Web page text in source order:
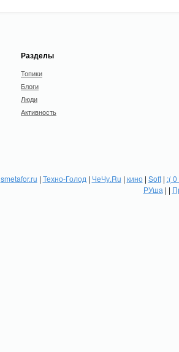
Разделы
Топики
Блоги
Люди
Активность
smetafor.ru | Техно-Голод | ЧеЧу.Ru | кино| Soft| :(
РУша | |